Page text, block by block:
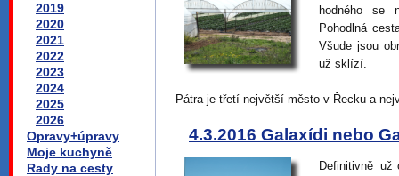
2019
2020
2021
2022
2023
2024
2025
2026
Opravy+úpravy
Moje kuchyně
Rady na cesty
hodného se
Pohodlná
Všude jsou
už sklízí.
Pátra je třetí největší město v Řecku a
4.3.2016 Galaxídi nebo
Definitivně už